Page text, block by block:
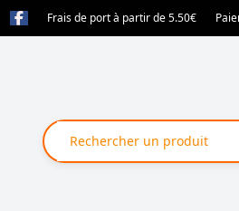
Frais de port à partir de 5.50€